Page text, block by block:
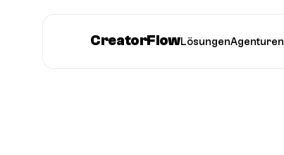
CreatorFlowLösungenAgenturen